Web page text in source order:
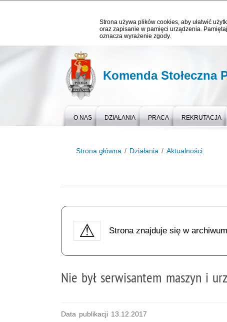
Strona używa plików cookies, aby ułatwić
oraz zapisanie w pamięci urządzenia.
oznacza wyrażenie zgody.
Komenda Stołeczna
O NAS DZIAŁANIA PRACA REKRUTACJA
Strona główna Działania Aktualności
Strona znajduje się w
Nie był serwisantem maszyn i
Data publikacji 13.12.2017